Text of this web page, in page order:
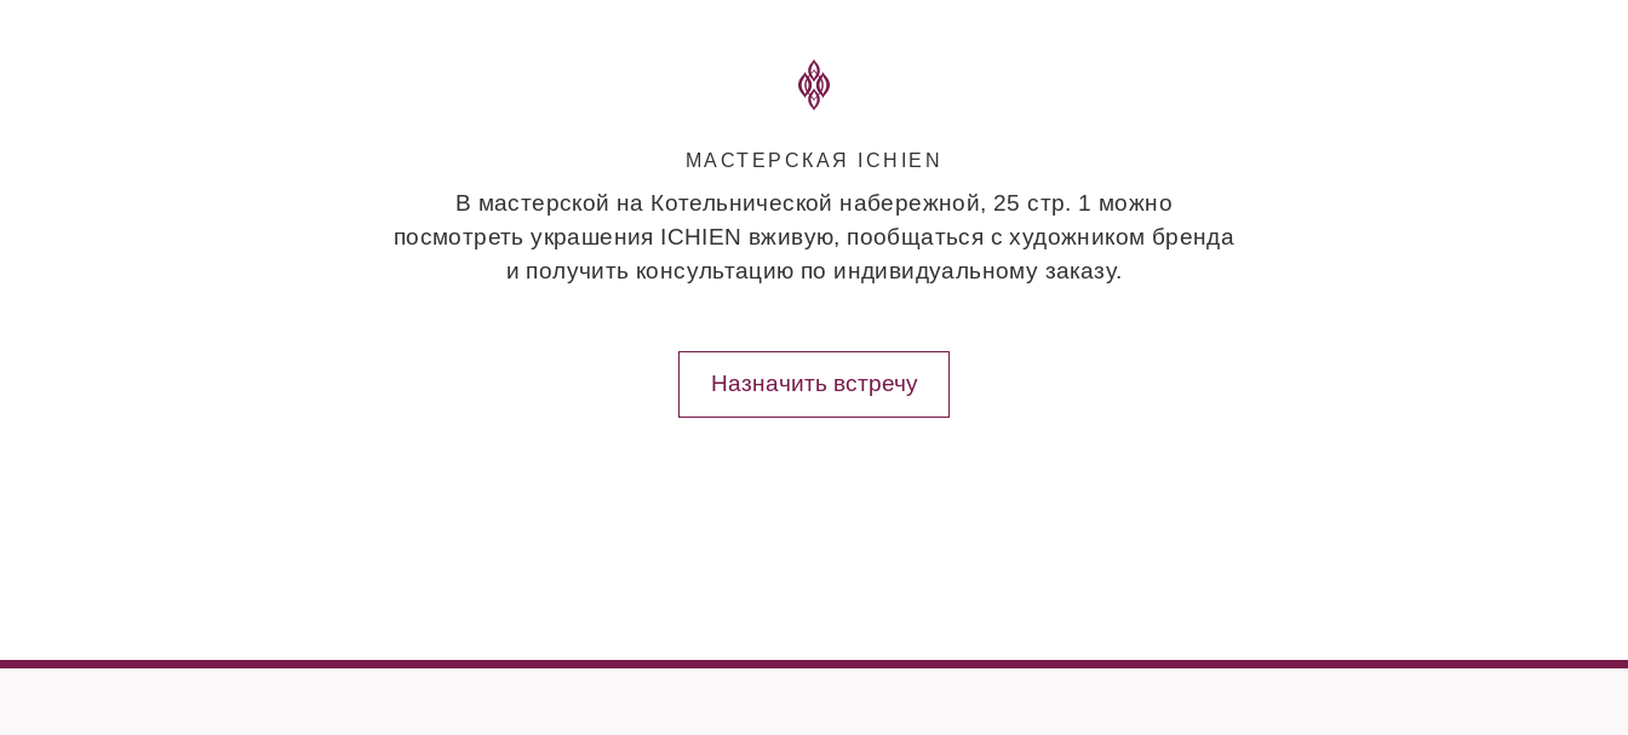
МАСТЕРСКАЯ ICHIEN
В мастерской на Котельнической набережной, 25 стр. 1 можно
посмотреть украшения ICHIEN вживую, пообщаться с художником бренда
и получить консультацию по индивидуальному заказу.
Назначить встречу